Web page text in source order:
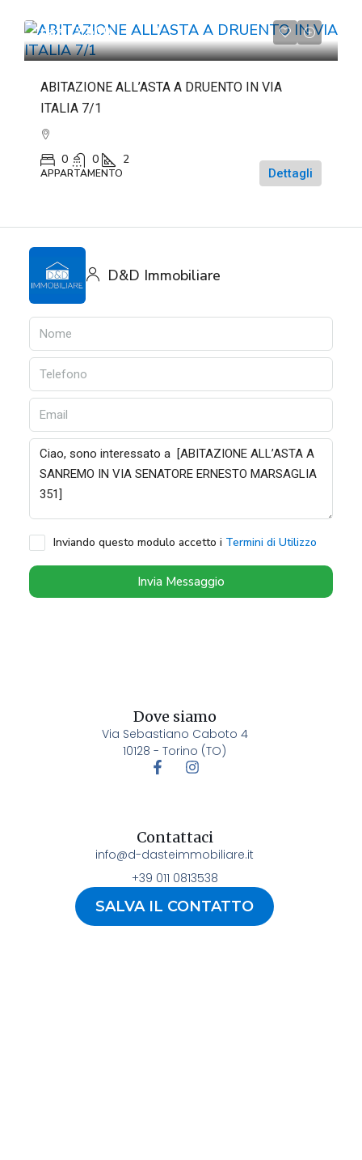
da€22.500
ABITAZIONE ALL’ASTA A DRUENTO IN VIA
ITALIA 7/1
0 0 2
APPARTAMENTO Dettagli
D&D Immobiliare
Inviando questo modulo accetto i Termini di Utilizzo
Invia Messaggio
Dove siamo
Via Sebastiano Caboto 4
10128 - Torino (TO)
Contattaci
info@d-dasteimmobiliare.it
+39 011 0813538
SALVA IL CONTATTO